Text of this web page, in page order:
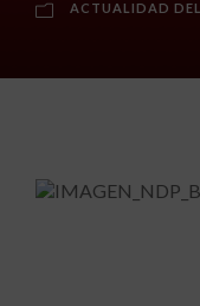
ACTUALIDAD